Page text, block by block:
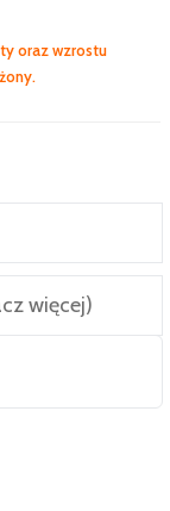
oraz wzrostu
więcej)